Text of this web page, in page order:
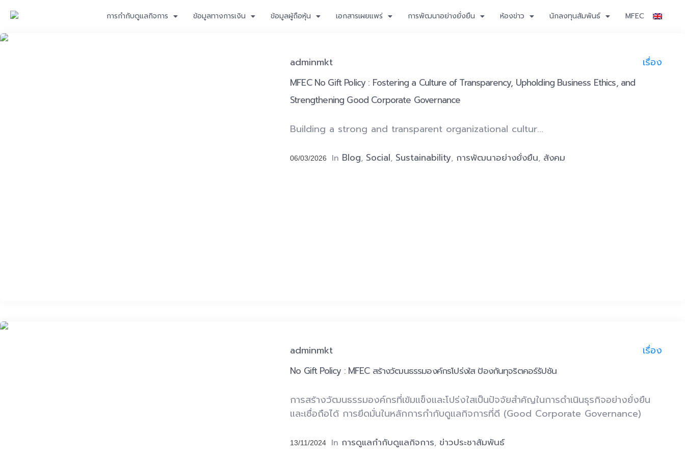
การกำกับดูแลกิจการ ข้อมูลทางการเงิน ข้อมูลผู้ถือหุ้น เอกสารเผยแพร่ การพัฒนาอย่างยั่งยืน ห้องข่าว นักลงทุนสัมพันธ์ MFEC
adminmkt เรื่อง
MFEC No Gift Policy : Fostering a Culture of Transparency, Upholding Business Ethics, and
Strengthening Good Corporate Governance
Building a strong and transparent organizational cultur...
06/03/2026 In Blog, Social, Sustainability, การพัฒนาอย่างยั่งยืน, สังคม
adminmkt เรื่อง
No Gift Policy : MFEC สร้างวัฒนธรรมองค์กรโปร่งใส ป้องกันทุจริตคอร์รัปชัน
การสร้างวัฒนธรรมองค์กรที่เข้มแข็งและโปร่งใสเป็นปัจจัยสำคัญในการดำเนินธุรกิจอย่างยั่งยืน
และเชื่อถือได้ การยึดมั่นในหลักการกำกับดูแลกิจการที่ดี (Good Corporate Governance)
13/11/2024 In การดูแลกำกับดูแลกิจการ, ข่าวประชาสัมพันธ์